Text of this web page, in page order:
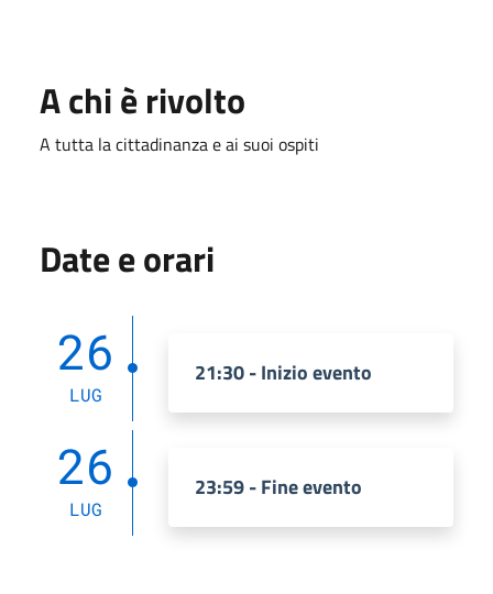
A chi è rivolto
A tutta la cittadinanza e ai suoi ospiti
Date e orari
26
LUG
21:30 - Inizio evento
26
LUG
23:59 - Fine evento